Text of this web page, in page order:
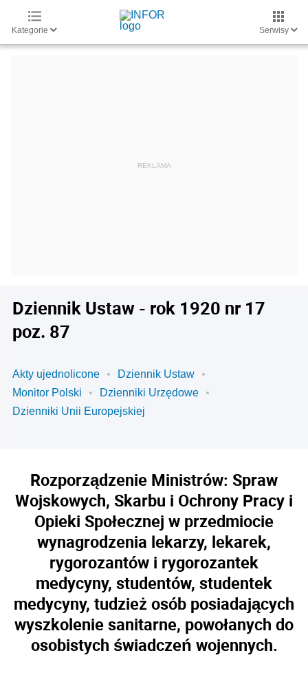
Kategorie Serwisy
Dziennik Ustaw - rok 1920 nr 17
poz. 87
Akty ujednolicone
Dziennik Ustaw
Monitor Polski
Dzienniki Urzędowe
Dzienniki Unii Europejskiej
Rozporządzenie Ministrów: Spraw
Wojskowych, Skarbu i Ochrony Pracy i
Opieki Społecznej w przedmiocie
wynagrodzenia lekarzy, lekarek,
rygorozantów i rygorozantek
medycyny, studentów, studentek
medycyny, tudzież osób posiadających
wyszkolenie sanitarne, powołanych do
osobistych świadczeń wojennych.